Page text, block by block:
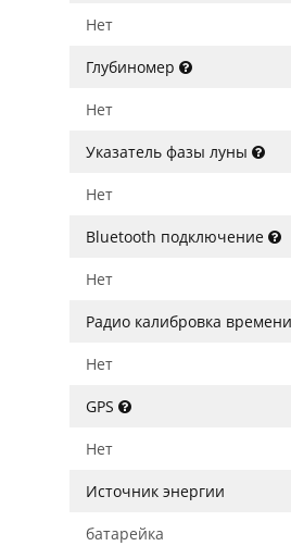
Нет
Глубиномер
Нет
Указатель фазы луны
Нет
Bluetooth подключение
Нет
Радио калибровка времени
Нет
GPS
Нет
Источник энергии
батарейка